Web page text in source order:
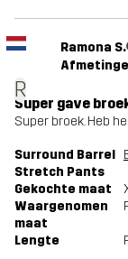
R
Ramona S.
Super gave
Super broek. Heb
Surround Barrel
Stretch Pants
Gekochte maat
Waargenomen
maat
Lengte